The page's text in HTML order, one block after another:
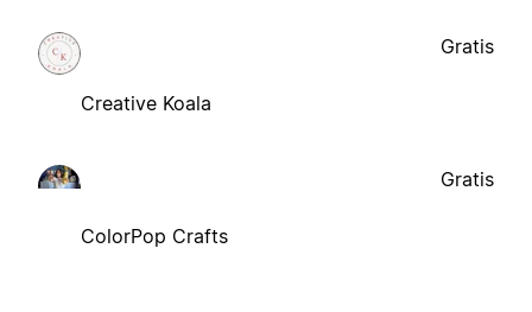
Creative Koala
Gratis
ColorPop Crafts
Gratis